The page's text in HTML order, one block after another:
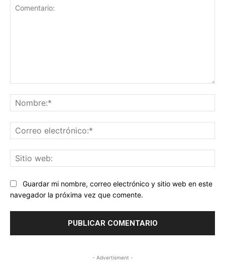
Guardar mi nombre, correo electrónico y sitio web en este
navegador la próxima vez que comente.
- Advertisment -